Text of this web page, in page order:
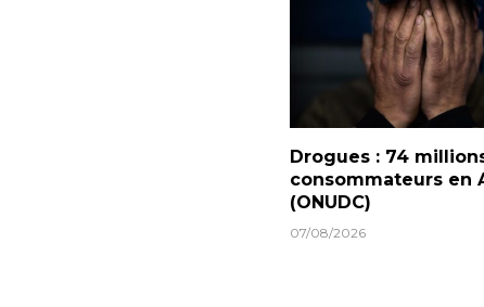
Drogues : 74
consommateurs en
(ONUDC)
07/08/2026